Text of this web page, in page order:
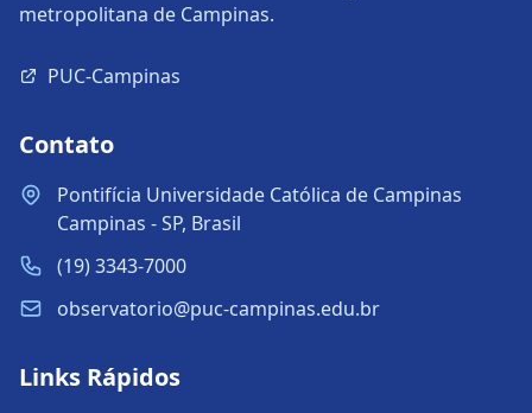
metropolitana de Campinas.
PUC-Campinas
Contato
Pontifícia Universidade Católica de Campinas
Campinas - SP, Brasil
(19) 3343-7000
observatorio@puc-campinas.edu.br
Links Rápidos